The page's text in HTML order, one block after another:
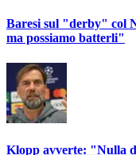
Baresi sul "derby" col
ma possiamo batterli"
Klopp avverte: "Nulla